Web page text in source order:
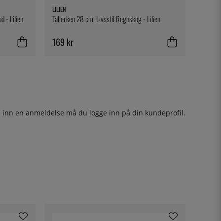
- Lilien
LILIEN
Tallerken 28 cm, Livsstil Regnskog - Lilien
169 kr
inn en anmeldelse må du logge inn på din kundeprofil.